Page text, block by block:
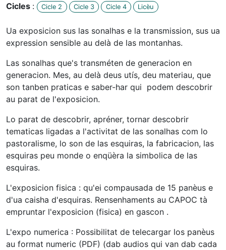
Cicles : Cicle 2 Cicle 3 Cicle 4 Licèu
Ua exposicion sus las sonalhas e la transmission, sus ua
expression sensible au delà de las montanhas.
Las sonalhas que's transméten de generacion en
generacion. Mes, au delà deus utís, deu materiau, que
son tanben praticas e saber-har qui podem descobrir
au parat de l'exposicion.
Lo parat de descobrir, apréner, tornar descobrir
tematicas ligadas a l'activitat de las sonalhas com lo
pastoralisme, lo son de las esquiras, la fabricacion, las
esquiras peu monde o enqüèra la simbolica de las
esquiras.
L'exposicion fisica : qu'ei compausada de 15 panèus e
d'ua caisha d'esquiras. Rensenhaments au CAPOC tà
empruntar l'exposicion (fisica) en gascon .
L'expo numerica : Possibilitat de telecargar los panèus
au format numeric (PDF) (dab audios qui van dab cada